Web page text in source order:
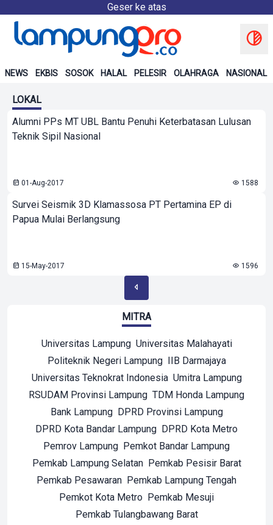
Geser ke atas
NEWS EKBIS SOSOK HALAL PELESIR OLAHRAGA NASIONAL
LOKAL
Alumni PPs MT UBL Bantu Penuhi Keterbatasan Lulusan
Teknik Sipil Nasional
01-Aug-2017 1588
Survei Seismik 3D Klamassosa PT Pertamina EP di
Papua Mulai Berlangsung
15-May-2017 1596
MITRA
Universitas Lampung Universitas Malahayati
Politeknik Negeri Lampung IIB Darmajaya
Universitas Teknokrat Indonesia Umitra Lampung
RSUDAM Provinsi Lampung TDM Honda Lampung
Bank Lampung DPRD Provinsi Lampung
DPRD Kota Bandar Lampung DPRD Kota Metro
Pemrov Lampung Pemkot Bandar Lampung
Pemkab Lampung Selatan Pemkab Pesisir Barat
Pemkab Pesawaran Pemkab Lampung Tengah
Pemkot Kota Metro Pemkab Mesuji
Pemkab Tulangbawang Barat